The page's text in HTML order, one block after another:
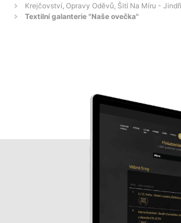
Krejčovství, Opravy Oděvů, Šití Na Míru -
Textilní galanterie "Naše ovečka"